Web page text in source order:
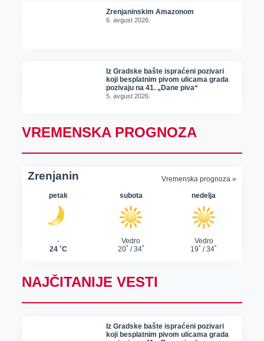
Zrenjaninskim Amazonom
6. avgust 2026.
Iz Gradske bašte ispraćeni pozivari
koji besplatnim pivom ulicama grada
pozivaju na 41. „Dane piva“
5. avgust 2026.
VREMENSKA PROGNOZA
NAJČITANIJE VESTI
Iz Gradske bašte ispraćeni pozivari
koji besplatnim pivom ulicama grada